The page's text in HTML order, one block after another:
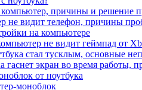
причины и решение
не видит телефон, причины
на компьютере
не видит геймпад от
стал тусклым, основные
гаснет экран во время работы,
от ноутбука
моноблок